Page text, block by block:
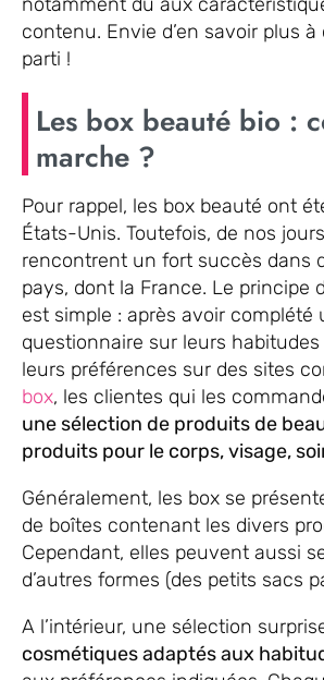
contenu. Envie d’en savoir plus à
parti !
Les box beauté bio :
marche ?
Pour rappel, les box beauté ont
États-Unis. Toutefois, de nos
rencontrent un fort succès dans
pays, dont la France. Le principe
est simple : après avoir complété
questionnaire sur leurs
leurs préférences sur des sites
box, les clientes qui les
une sélection de produits de
produits pour le corps, visage,
Généralement, les box se
de boîtes contenant les divers
Cependant, elles peuvent aussi
d’autres formes (des petits sacs
A l’intérieur, une sélection
cosmétiques adaptés aux